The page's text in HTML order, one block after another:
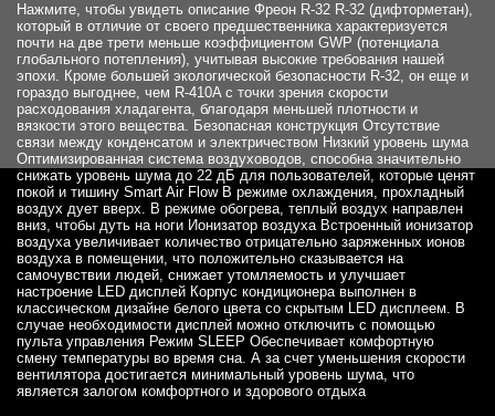
Нажмите, чтобы увидеть описание Фреон R-32 R-32 (дифторметан),
который в отличие от своего предшественника характеризуется
почти на две трети меньше коэффициентом GWP (потенциала
глобального потепления), учитывая высокие требования нашей
эпохи. Кроме большей экологической безопасности R-32, он еще и
гораздо выгоднее, чем R-410A с точки зрения скорости
расходования хладагента, благодаря меньшей плотности и
вязкости этого вещества. Безопасная конструкция Отсутствие
связи между конденсатом и электричеством Низкий уровень шума
Оптимизированная система воздуховодов, способна значительно
снижать уровень шума до 22 дБ для пользователей, которые ценят
покой и тишину Smart Air Flow В режиме охлаждения, прохладный
воздух дует вверх. В режиме обогрева, теплый воздух направлен
вниз, чтобы дуть на ноги Ионизатор воздуха Встроенный ионизатор
воздуха увеличивает количество отрицательно заряженных ионов
воздуха в помещении, что положительно сказывается на
самочувствии людей, снижает утомляемость и улучшает
настроение LED дисплей Корпус кондиционера выполнен в
классическом дизайне белого цвета со скрытым LED дисплеем. В
случае необходимости дисплей можно отключить с помощью
пульта управления Режим SLEEP Обеспечивает комфортную
смену температуры во время сна. А за счет уменьшения скорости
вентилятора достигается минимальный уровень шума, что
является залогом комфортного и здорового отдыха